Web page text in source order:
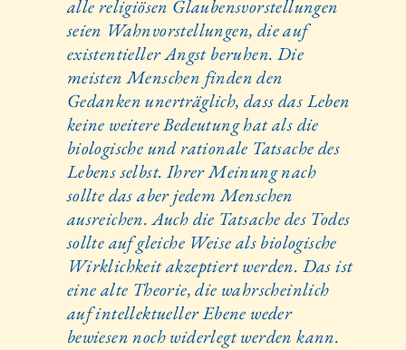
alle religiösen Glaubensvorstellungen
seien Wahnvorstellungen, die auf
existentieller Angst beruhen. Die
meisten Menschen finden den
Gedanken unerträglich, dass das Leben
keine weitere Bedeutung hat als die
biologische und rationale Tatsache des
Lebens selbst. Ihrer Meinung nach
sollte das aber jedem Menschen
ausreichen. Auch die Tatsache des Todes
sollte auf gleiche Weise als biologische
Wirklichkeit akzeptiert werden. Das ist
eine alte Theorie, die wahrscheinlich
auf intellektueller Ebene weder
bewiesen noch widerlegt werden kann.